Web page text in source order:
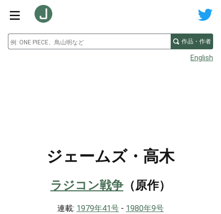
作品・作者
English
ジェームズ・高木
ラジコン戦争 （原作）
連載: 1979年41号 - 1980年9号